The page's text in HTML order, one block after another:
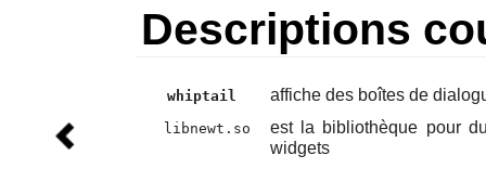
Descriptions
whiptail affiche des boîtes de
libnewt.so
est la bibliothèque pour
widgets